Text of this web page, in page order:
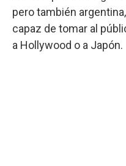
pero también
capaz de tomar al
a Hollywood o a Japón.